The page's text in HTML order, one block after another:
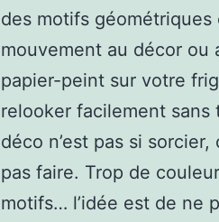
des motifs
mouvement au décor ou
papier-peint sur votre
relooker facilement sans
déco n’est pas si
pas faire. Trop de
motifs… l’idée est de ne